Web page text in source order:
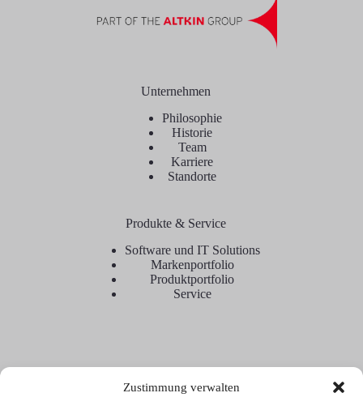
Zustimmung verwalten
Unternehmen
Philosophie
Historie
Team
Karriere
Standorte
Produkte & Service
Software und IT Solutions
Markenportfolio
Produktportfolio
Service